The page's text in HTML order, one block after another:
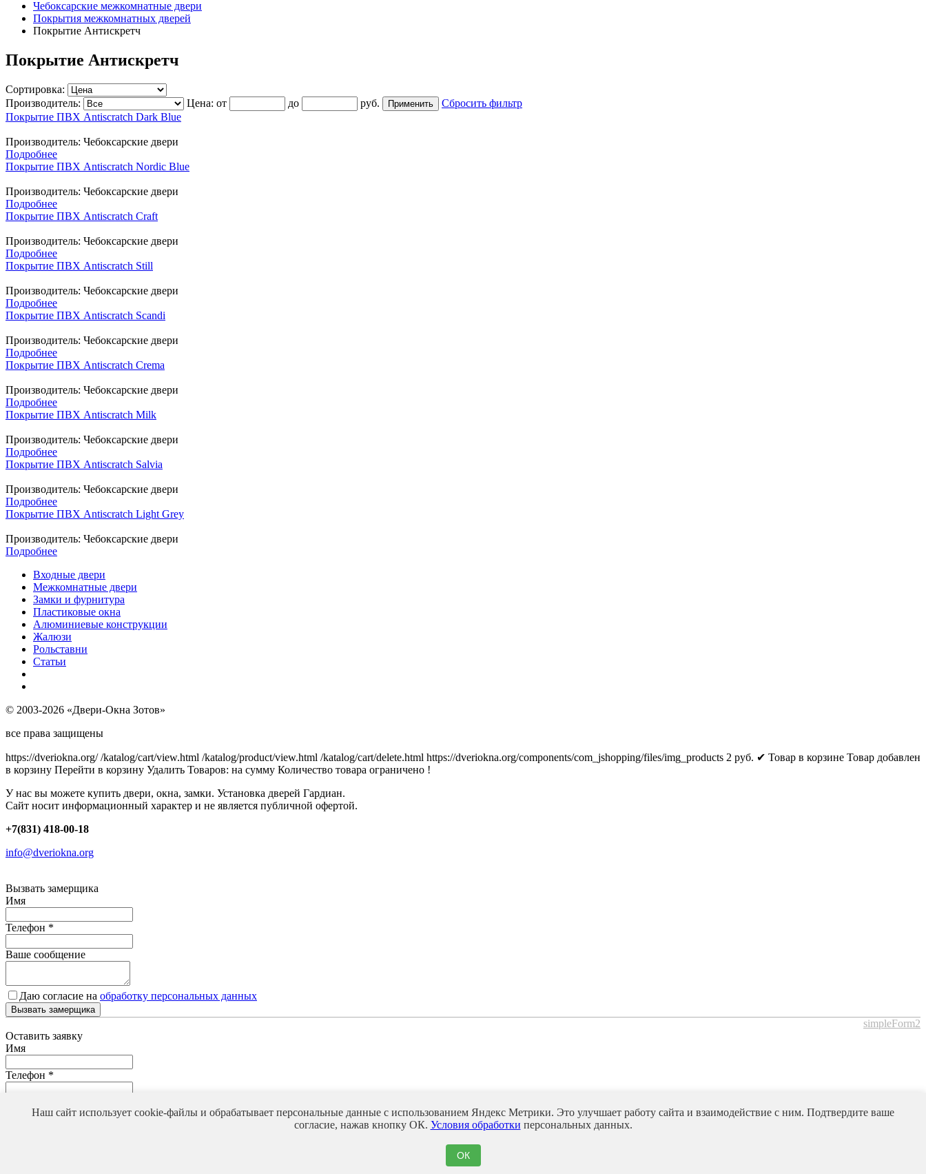
Чебоксарские межкомнатные двери
Покрытия межкомнатных дверей
Покрытие Антискретч
Покрытие Антискретч
Сортировка:
Производитель:
Цена: от до руб.
Сбросить фильтр
Покрытие ПВХ Antiscratch Dark Blue
Производитель: Чебоксарские двери
Подробнее
Покрытие ПВХ Antiscratch Nordic Blue
Производитель: Чебоксарские двери
Подробнее
Покрытие ПВХ Antiscratch Craft
Производитель: Чебоксарские двери
Подробнее
Покрытие ПВХ Antiscratch Still
Производитель: Чебоксарские двери
Подробнее
Покрытие ПВХ Antiscratch Scandi
Производитель: Чебоксарские двери
Подробнее
Покрытие ПВХ Antiscratch Crema
Производитель: Чебоксарские двери
Подробнее
Покрытие ПВХ Antiscratch Milk
Производитель: Чебоксарские двери
Подробнее
Покрытие ПВХ Antiscratch Salvia
Производитель: Чебоксарские двери
Подробнее
Покрытие ПВХ Antiscratch Light Grey
Производитель: Чебоксарские двери
Подробнее
Входные двери
Межкомнатные двери
Замки и фурнитура
Пластиковые окна
Алюминиевые конструкции
Жалюзи
Рольставни
Статьи
© 2003-2026 «Двери-Окна Зотов»
все права защищены
https://dveriokna.org/ /katalog/cart/view.html /katalog/product/view.html /katalog/cart/delete.html https://dveriokna.org/components/com_jshopping/files/img_products 2 руб. ✔ Товар в корзине Товар добавлен
в корзину Перейти в корзину Удалить Товаров: на сумму Количество товара ограничено !
У нас вы можете купить двери, окна, замки. Установка дверей Гардиан.
Сайт носит информационный характер и не является публичной офертой.
+7(831) 418-00-18
info@dveriokna.org
Вызвать замерщика
Имя
Телефон *
Ваше сообщение
Даю согласие на обработку персональных данных
Вызвать замерщика
simpleForm2
Оставить заявку
Имя
Телефон *
Наш сайт использует cookie-файлы и обрабатывает персональные данные с использованием Яндекс Метрики. Это улучшает работу сайта и взаимодействие с ним. Подтвердите ваше
согласие, нажав кнопку ОК. Условия обработки персональных данных.
ОК